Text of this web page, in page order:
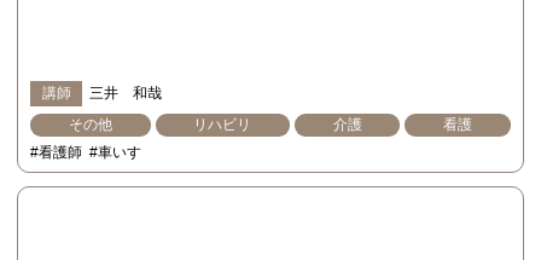
講師
三井 和哉
その他
リハビリ 介護
看護
#看護師 #車いす